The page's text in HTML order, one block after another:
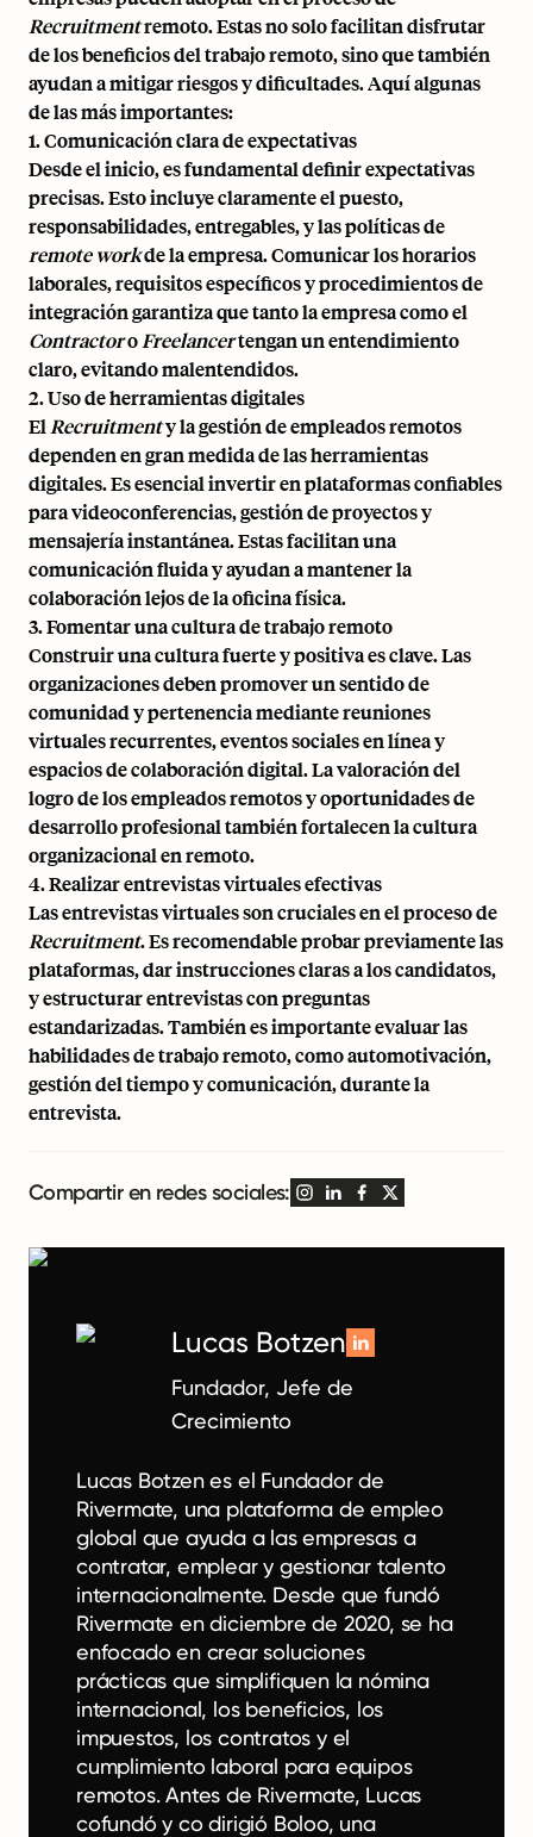
Recruitmentremoto. Estas no solo facilitan disfrutar
de los beneficios del trabajo remoto, sino que también
ayudan a mitigar riesgos y dificultades. Aquí algunas
de las más importantes:
1. Comunicación clara de expectativas
Desde el inicio, es fundamental definir expectativas
precisas. Esto incluye claramente el puesto,
responsabilidades, entregables, y las políticas de
remote workde la empresa. Comunicar los horarios
laborales, requisitos específicos y procedimientos de
integración garantiza que tanto la empresa como el
Contractoro Freelancertengan un entendimiento
claro, evitando malentendidos.
2. Uso de herramientas digitales
El Recruitmenty la gestión de empleados remotos
dependen en gran medida de las herramientas
digitales. Es esencial invertir en plataformas confiables
para videoconferencias, gestión de proyectos y
mensajería instantánea. Estas facilitan una
comunicación fluida y ayudan a mantener la
colaboración lejos de la oficina física.
3. Fomentar una cultura de trabajo remoto
Construir una cultura fuerte y positiva es clave. Las
organizaciones deben promover un sentido de
comunidad y pertenencia mediante reuniones
virtuales recurrentes, eventos sociales en línea y
espacios de colaboración digital. La valoración del
logro de los empleados remotos y oportunidades de
desarrollo profesional también fortalecen la cultura
organizacional en remoto.
4. Realizar entrevistas virtuales efectivas
Las entrevistas virtuales son cruciales en el proceso de
Recruitment. Es recomendable probar previamente las
plataformas, dar instrucciones claras a los candidatos,
y estructurar entrevistas con preguntas
estandarizadas. También es importante evaluar las
habilidades de trabajo remoto, como automotivación,
gestión del tiempo y comunicación, durante la
entrevista.
Compartir en redes sociales:
Lucas Botzen
Fundador, Jefe de
Crecimiento
Lucas Botzen es el Fundador de
Rivermate, una plataforma de empleo
global que ayuda a las empresas a
contratar, emplear y gestionar talento
internacionalmente. Desde que fundó
Rivermate en diciembre de 2020, se ha
enfocado en crear soluciones
prácticas que simplifiquen la nómina
internacional, los beneficios, los
impuestos, los contratos y el
cumplimiento laboral para equipos
remotos. Antes de Rivermate, Lucas
cofundó y co dirigió Boloo, una